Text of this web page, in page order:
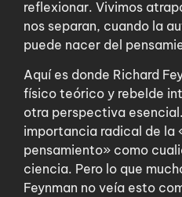
reflexionar. Vivimos
nos separan, cuando la
puede nacer del
Aquí es donde Richard
físico teórico y rebelde
otra perspectiva
importancia radical de la
pensamiento» como
ciencia. Pero lo que
Feynman no veía esto